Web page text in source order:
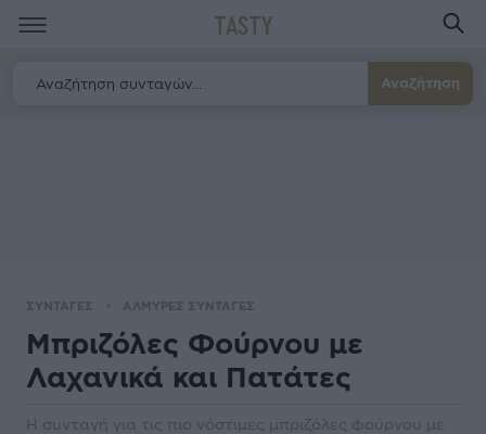
TASTY
Αναζήτηση
ΣΥΝΤΑΓΕΣ ΑΛΜΥΡΕΣ ΣΥΝΤΑΓΕΣ
Μπριζόλες Φούρνου µε
Λαχανικά και Πατάτες
Η συνταγή για τις πιο νόστιμες μπριζόλες φούρνου µε